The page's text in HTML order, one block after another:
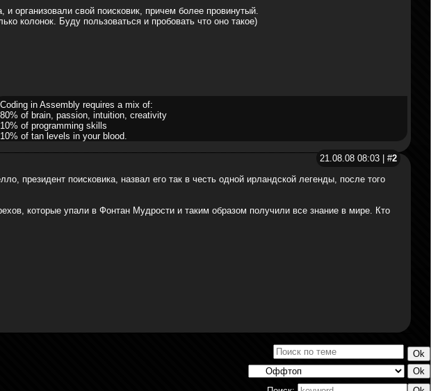
и организовали свой поисковик, причем более провинутый.
колонок. Буду пользоваться и пробовать что оно такое)
Coding in Assembly requires a mix of:
80% of brain, passion, intuition, creativity
10% of programming skills
10% of tan levels in your blood.
21.08.08 08:03 | #2
президент поисковика, назвал его так в честь одной ирландской легенды, после того
которые упали в Фонтан Мудрости и таким образом получили все знание в мире. Кто